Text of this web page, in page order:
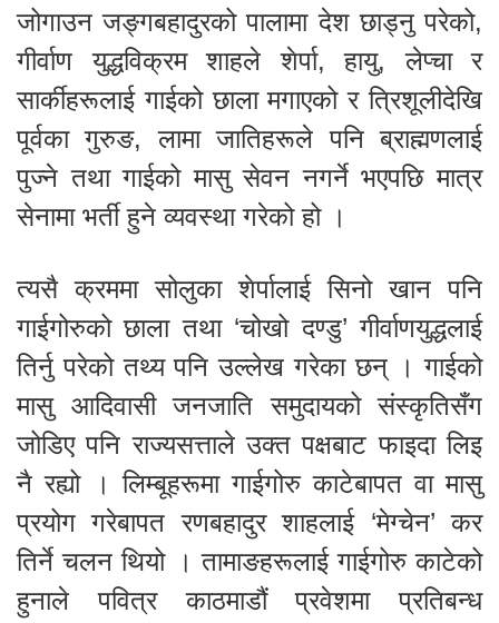
जोगाउन जङ्गबहादुरको पालामा देश छाड्नु परेको,
गीर्वाण युद्धविक्रम शाहले शेर्पा, हायु, लेप्चा र
सार्कीहरूलाई गाईको छाला मगाएको र त्रिशूलीदेखि
पूर्वका गुरुङ, लामा जातिहरूले पनि ब्राह्मणलाई
पुज्ने तथा गाईको मासु सेवन नगर्ने भएपछि मात्र
सेनामा भर्ती हुने व्यवस्था गरेको हो ।
त्यसै क्रममा सोलुका शेर्पालाई सिनो खान पनि
गाईगोरुको छाला तथा ‘चोखो दण्डु’ गीर्वाणयुद्धलाई
तिर्नु परेको तथ्य पनि उल्लेख गरेका छन् । गाईको
मासु आदिवासी जनजाति समुदायको संस्कृतिसँग
जोडिए पनि राज्यसत्ताले उक्त पक्षबाट फाइदा लिइ
नै रह्यो । लिम्बूहरूमा गाईगोरु काटेबापत वा मासु
प्रयोग गरेबापत रणबहादुर शाहलाई ‘मेग्चेन’ कर
तिर्ने चलन थियो । तामाङहरूलाई गाईगोरु काटेको
हुनाले पवित्र काठमाडौं प्रवेशमा प्रतिबन्ध